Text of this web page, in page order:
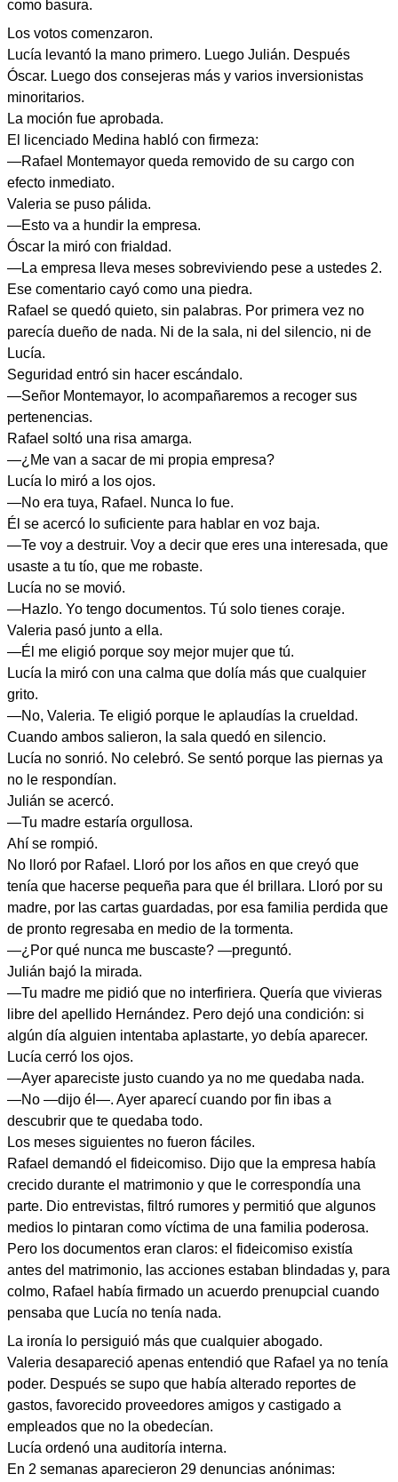
como basura.
Los votos comenzaron.
Lucía levantó la mano primero. Luego Julián. Después
Óscar. Luego dos consejeras más y varios inversionistas
minoritarios.
La moción fue aprobada.
El licenciado Medina habló con firmeza:
—Rafael Montemayor queda removido de su cargo con
efecto inmediato.
Valeria se puso pálida.
—Esto va a hundir la empresa.
Óscar la miró con frialdad.
—La empresa lleva meses sobreviviendo pese a ustedes 2.
Ese comentario cayó como una piedra.
Rafael se quedó quieto, sin palabras. Por primera vez no
parecía dueño de nada. Ni de la sala, ni del silencio, ni de
Lucía.
Seguridad entró sin hacer escándalo.
—Señor Montemayor, lo acompañaremos a recoger sus
pertenencias.
Rafael soltó una risa amarga.
—¿Me van a sacar de mi propia empresa?
Lucía lo miró a los ojos.
—No era tuya, Rafael. Nunca lo fue.
Él se acercó lo suficiente para hablar en voz baja.
—Te voy a destruir. Voy a decir que eres una interesada, que
usaste a tu tío, que me robaste.
Lucía no se movió.
—Hazlo. Yo tengo documentos. Tú solo tienes coraje.
Valeria pasó junto a ella.
—Él me eligió porque soy mejor mujer que tú.
Lucía la miró con una calma que dolía más que cualquier
grito.
—No, Valeria. Te eligió porque le aplaudías la crueldad.
Cuando ambos salieron, la sala quedó en silencio.
Lucía no sonrió. No celebró. Se sentó porque las piernas ya
no le respondían.
Julián se acercó.
—Tu madre estaría orgullosa.
Ahí se rompió.
No lloró por Rafael. Lloró por los años en que creyó que
tenía que hacerse pequeña para que él brillara. Lloró por su
madre, por las cartas guardadas, por esa familia perdida que
de pronto regresaba en medio de la tormenta.
—¿Por qué nunca me buscaste? —preguntó.
Julián bajó la mirada.
—Tu madre me pidió que no interfiriera. Quería que vivieras
libre del apellido Hernández. Pero dejó una condición: si
algún día alguien intentaba aplastarte, yo debía aparecer.
Lucía cerró los ojos.
—Ayer apareciste justo cuando ya no me quedaba nada.
—No —dijo él—. Ayer aparecí cuando por fin ibas a
descubrir que te quedaba todo.
Los meses siguientes no fueron fáciles.
Rafael demandó el fideicomiso. Dijo que la empresa había
crecido durante el matrimonio y que le correspondía una
parte. Dio entrevistas, filtró rumores y permitió que algunos
medios lo pintaran como víctima de una familia poderosa.
Pero los documentos eran claros: el fideicomiso existía
antes del matrimonio, las acciones estaban blindadas y, para
colmo, Rafael había firmado un acuerdo prenupcial cuando
pensaba que Lucía no tenía nada.
La ironía lo persiguió más que cualquier abogado.
Valeria desapareció apenas entendió que Rafael ya no tenía
poder. Después se supo que había alterado reportes de
gastos, favorecido proveedores amigos y castigado a
empleados que no la obedecían.
Lucía ordenó una auditoría interna.
En 2 semanas aparecieron 29 denuncias anónimas: